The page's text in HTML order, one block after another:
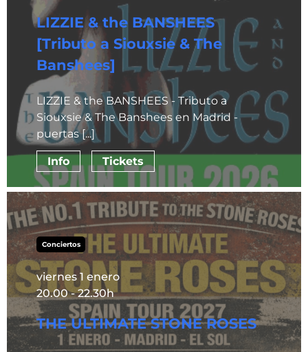
LIZZIE & the BANSHEES
[Tributo a Siouxsie & The
Banshees]
LIZZIE & the BANSHEES - Tributo a
Siouxsie & The Banshees en Madrid -
puertas [...]
Info Tickets
Conciertos
viernes 1 enero
20.00 - 22.30h
THE ULTIMATE STONE ROSES